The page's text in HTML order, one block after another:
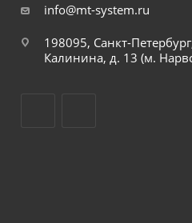
info@mt-system.ru
198095, Санкт-
Калинина, д. 13 (м.